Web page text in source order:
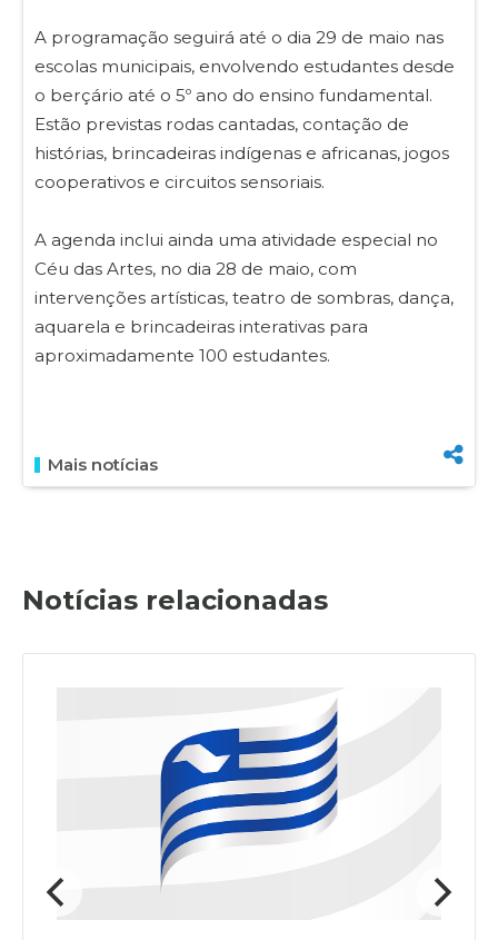
A programação seguirá até o dia 29 de maio nas
escolas municipais, envolvendo estudantes desde
o berçário até o 5º ano do ensino fundamental.
Estão previstas rodas cantadas, contação de
histórias, brincadeiras indígenas e africanas, jogos
cooperativos e circuitos sensoriais.
A agenda inclui ainda uma atividade especial no
Céu das Artes, no dia 28 de maio, com
intervenções artísticas, teatro de sombras, dança,
aquarela e brincadeiras interativas para
aproximadamente 100 estudantes.
Mais notícias
Notícias relacionadas